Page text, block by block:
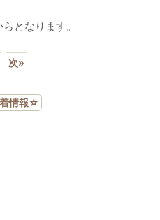
となります。
次»
情報☆